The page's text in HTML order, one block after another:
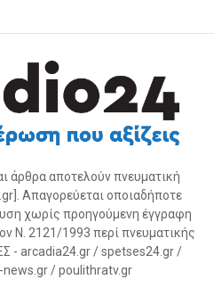
άρθρα αποτελούν πνευματική
Απαγορεύεται οποιαδήποτε
χωρίς προηγούμενη έγγραφη
Ν. 2121/1993 περί πνευματικής
- arcadia24.gr / spetses24.gr /
/ poulithratv.gr